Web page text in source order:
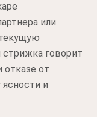
или
говорит
отказе от
и